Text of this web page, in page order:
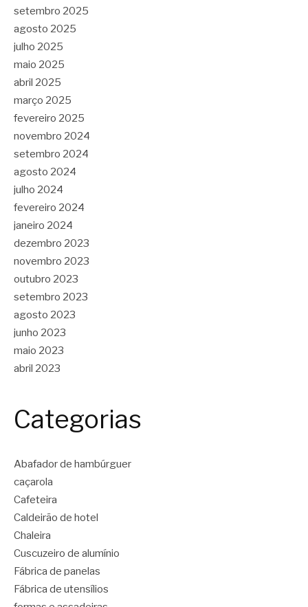
setembro 2025
agosto 2025
julho 2025
maio 2025
abril 2025
março 2025
fevereiro 2025
novembro 2024
setembro 2024
agosto 2024
julho 2024
fevereiro 2024
janeiro 2024
dezembro 2023
novembro 2023
outubro 2023
setembro 2023
agosto 2023
junho 2023
maio 2023
abril 2023
Categorias
Abafador de hambúrguer
caçarola
Cafeteira
Caldeirão de hotel
Chaleira
Cuscuzeiro de alumínio
Fábrica de panelas
Fábrica de utensílios